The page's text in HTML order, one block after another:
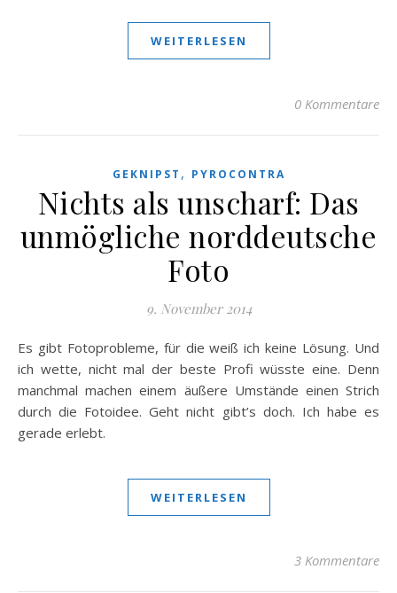
WEITERLESEN
0 Kommentare
GEKNIPST , PYROCONTRA
Nichts als unscharf: Das
unmögliche norddeutsche
Foto
9. November 2014
Es gibt Fotoprobleme, für die weiß ich keine Lösung. Und
ich wette, nicht mal der beste Profi wüsste eine. Denn
manchmal machen einem äußere Umstände einen Strich
durch die Fotoidee. Geht nicht gibt’s doch. Ich habe es
gerade erlebt.
WEITERLESEN
3 Kommentare